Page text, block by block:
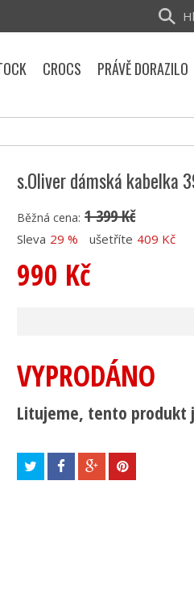
s.Oliver dámská kabelka
Běžná cena: 1 399 Kč
Sleva 29 % ušetříte 409 Kč
990 Kč
VYPRODÁNO
Litujeme, tento produkt
CROCS PRÁVĚ DORAZILO